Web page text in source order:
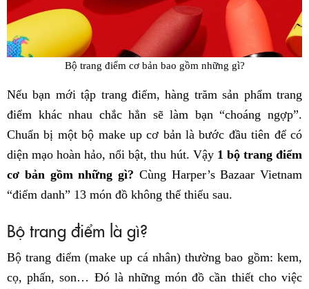
Bộ trang điểm cơ bản bao gồm những gì?
Nếu bạn mới tập trang điểm, hàng trăm sản phẩm trang
điểm khác nhau chắc hẳn sẽ làm bạn “choáng ngợp”.
Chuẩn bị một bộ make up cơ bản là bước đầu tiên để có
diện mạo hoàn hảo, nổi bật, thu hút. Vậy1 bộ trang điểm
cơ bản gồm những gì? Cùng Harper’s Bazaar Vietnam
“điểm danh” 13 món đồ không thể thiếu sau.
Bộ trang điểm là gì?
Bộ trang điểm (make up cá nhân) thường bao gồm: kem,
cọ, phấn, son… Đó là những món đồ cần thiết cho việc